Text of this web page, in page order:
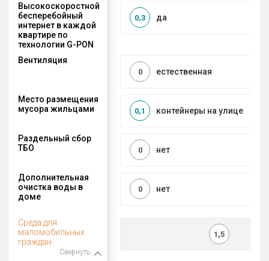
Высокоскоростной
бесперебойный
интернет в каждой
квартире по
технологии G-PON
да
0,3
Вентиляция
естественная
0
Место размещения
мусора жильцами
контейнеры на улице
0,1
Раздельный сбор
ТБО
нет
0
Дополнительная
очистка воды в
доме
нет
0
Среда для
маломобильных
граждан
Свернуть
1,5